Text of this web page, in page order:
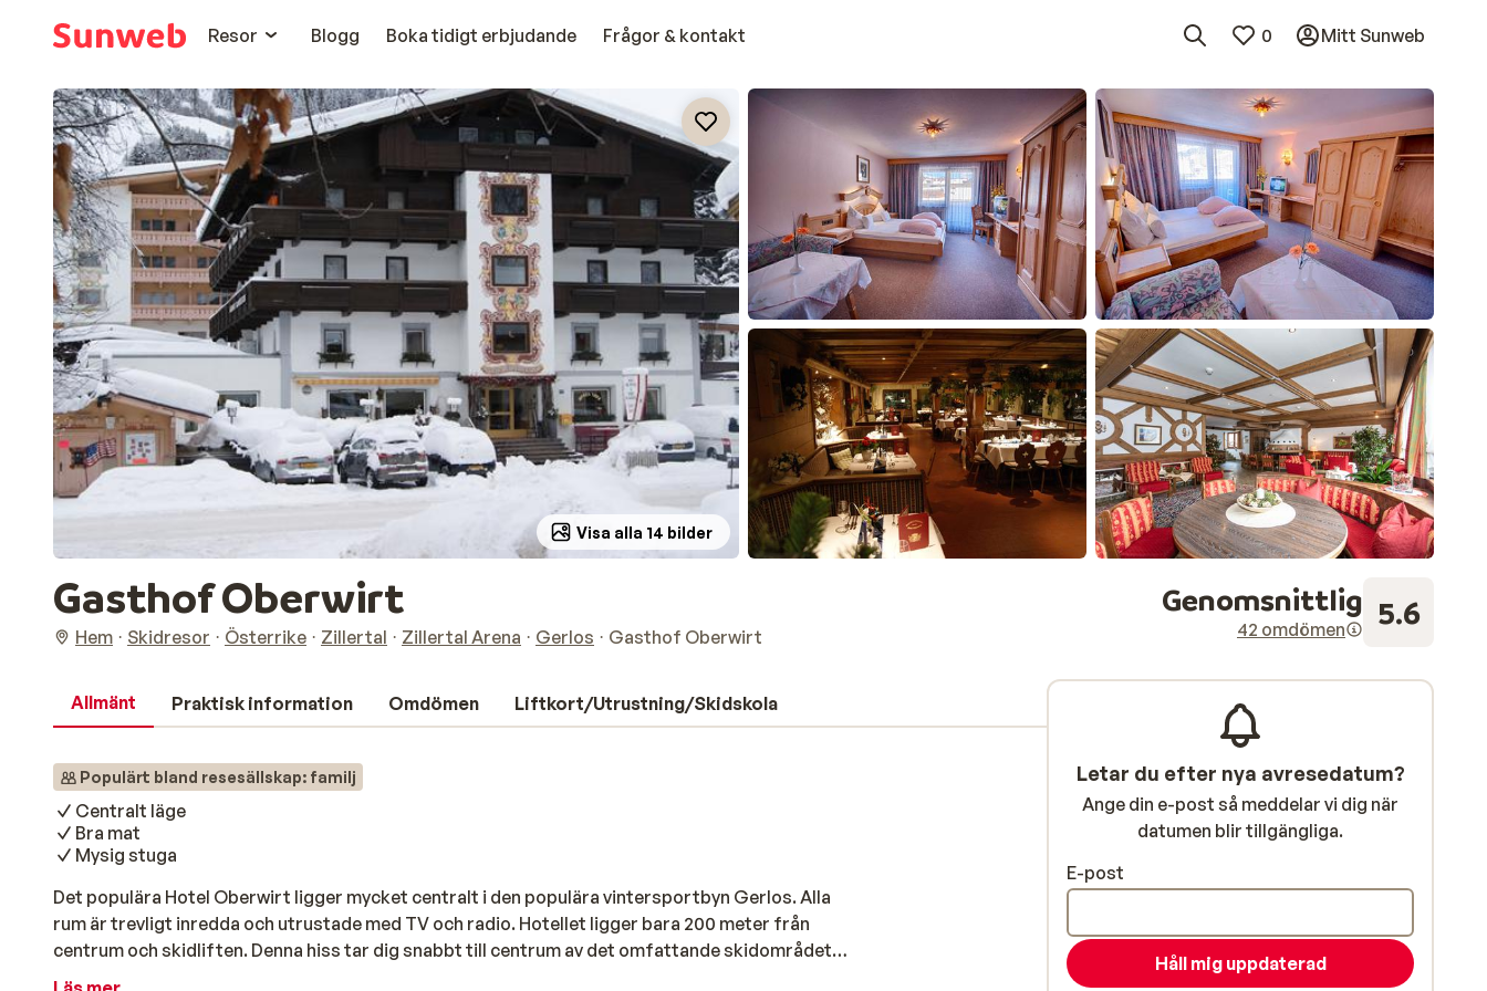
Resor
Blogg Boka tidigt erbjudande Frågor & kontakt 0 Mitt Sunweb
Visa alla 14 bilder
Gasthof Oberwirt
Hem Skidresor Österrike Zillertal Zillertal Arena Gerlos Gasthof Oberwirt
Genomsnittlig
42 omdömen 5.6
Allmänt Praktisk information Omdömen Liftkort/Utrustning/Skidskola
Populärt bland resesällskap: familj
Centralt läge
Bra mat
Mysig stuga
Det populära Hotel Oberwirt ligger mycket centralt i den populära vintersportbyn Gerlos. Alla
rum är trevligt inredda och utrustade med TV och radio. Hotellet ligger bara 200 meter från
centrum och skidliften. Denna hiss tar dig snabbt till centrum av det omfattande skidområdet
Zillertal Arenal. Efter en trevlig dag i backen kan du dyka rakt in i Gerlos berömda afterski. I
Letar du efter nya avresedatum?
Ange din e-post så meddelar vi dig när
datumen blir tillgängliga.
E-post
Håll mig uppdaterad